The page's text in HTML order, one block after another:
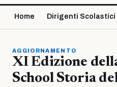
Home Dirigenti Scolastici
AGGIORNAMENTO
XI Edizione
School Storia